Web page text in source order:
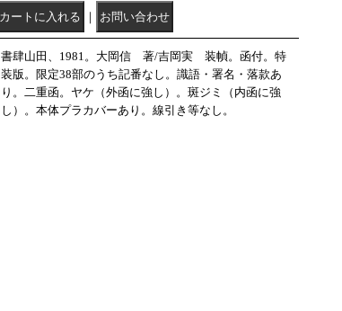
｜
書肆山田、1981。大岡信 著/吉岡実 装幀。函付。特
装版。限定38部のうち記番なし。識語・署名・落款あ
り。二重函。ヤケ（外函に強し）。斑ジミ（内函に強
し）。本体プラカバーあり。線引き等なし。